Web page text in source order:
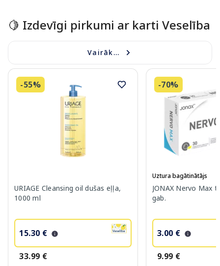
🍋 Izdevīgi pirkumi ar karti Veselība
Vairāk...
-55%
URIAGE Cleansing oil dušas eļļa,
1000 ml
15.30 €
33.99 €
-70%
Uztura bagātinātājs
JONAX Nervo Max
gab.
3.00 €
9.99 €